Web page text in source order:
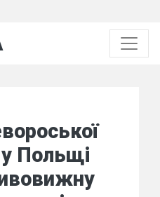
у Польщі